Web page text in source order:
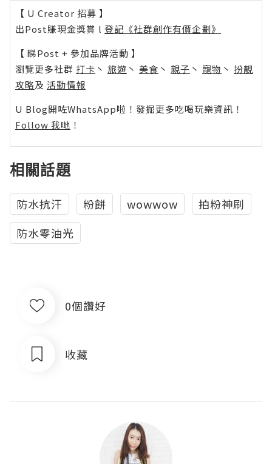
【 U Creator 招募 】
出Post賺現金獎賞 l 登記《社群創作有價企劃》
【 睇Post + 參加品牌活動 】
瀏覽更多社群 打卡 丶 旅遊 丶 美食 丶 親子 丶 寵物 丶 扮靚
攻略及 活動情報
U Blog開咗WhatsApp啦！發掘更多吃喝玩樂資訊！
Follow 我哋 ！
相關話題
防水抗汗 粉餅 wowwow
拍粉神刷
防水零油光
0個讚好
收藏